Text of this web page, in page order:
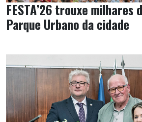
FESTA’26 trouxe milhares
Parque Urbano da cidade